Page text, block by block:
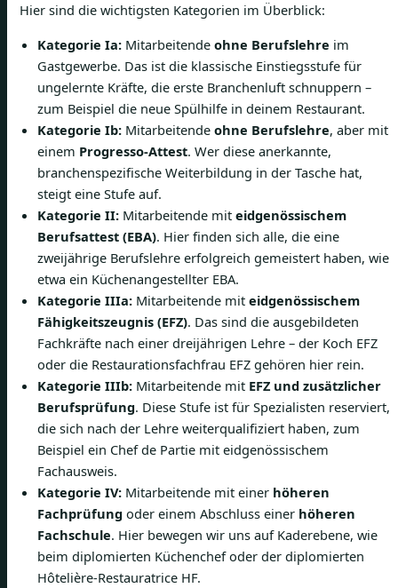
Hier sind die wichtigsten Kategorien im Überblick:
Kategorie Ia: Mitarbeitende ohne Berufslehre im
Gastgewerbe. Das ist die klassische Einstiegsstufe für
ungelernte Kräfte, die erste Branchenluft schnuppern –
zum Beispiel die neue Spülhilfe in deinem Restaurant.
Kategorie Ib: Mitarbeitende ohne Berufslehre, aber mit
einem Progresso-Attest. Wer diese anerkannte,
branchenspezifische Weiterbildung in der Tasche hat,
steigt eine Stufe auf.
Kategorie II: Mitarbeitende mit eidgenössischem
Berufsattest (EBA). Hier finden sich alle, die eine
zweijährige Berufslehre erfolgreich gemeistert haben, wie
etwa ein Küchenangestellter EBA.
Kategorie IIIa: Mitarbeitende mit eidgenössischem
Fähigkeitszeugnis (EFZ). Das sind die ausgebildeten
Fachkräfte nach einer dreijährigen Lehre – der Koch EFZ
oder die Restaurationsfachfrau EFZ gehören hier rein.
Kategorie IIIb: Mitarbeitende mit EFZ und zusätzlicher
Berufsprüfung. Diese Stufe ist für Spezialisten reserviert,
die sich nach der Lehre weiterqualifiziert haben, zum
Beispiel ein Chef de Partie mit eidgenössischem
Fachausweis.
Kategorie IV: Mitarbeitende mit einer höheren
Fachprüfung oder einem Abschluss einer höheren
Fachschule. Hier bewegen wir uns auf Kaderebene, wie
beim diplomierten Küchenchef oder der diplomierten
Hôtelière-Restauratrice HF.